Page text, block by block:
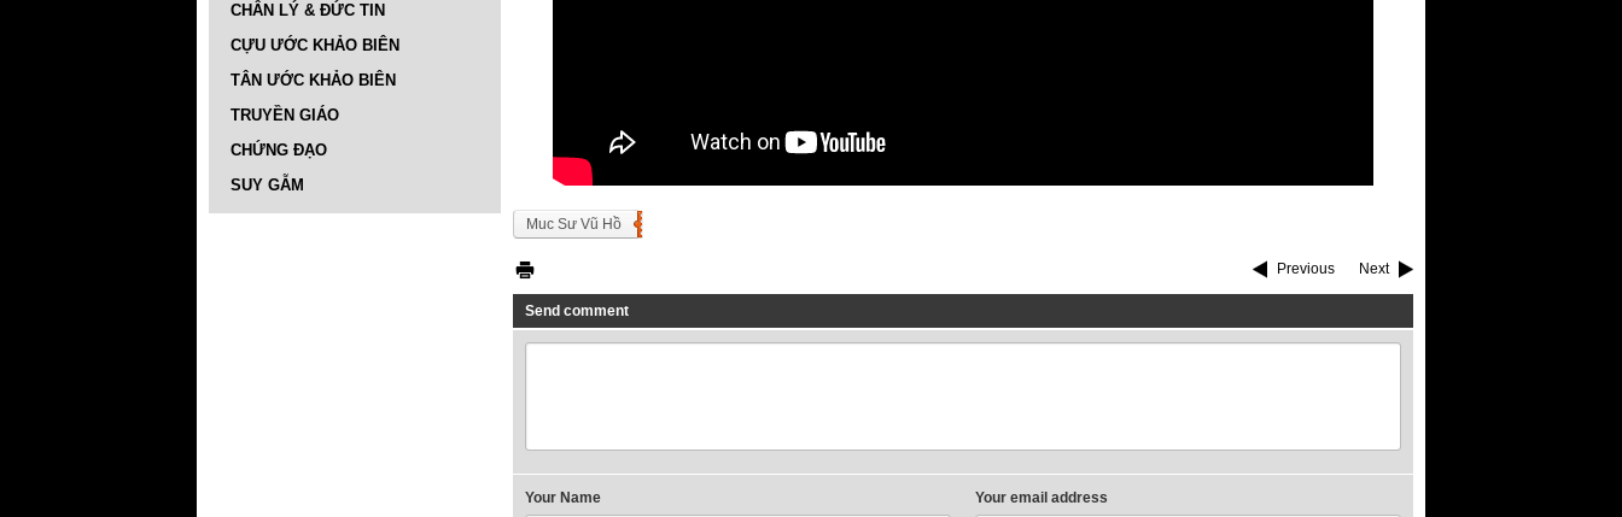
CHÂN LÝ & ĐỨC TIN
CỰU ƯỚC KHẢO BIÊN
TÂN ƯỚC KHẢO BIÊN
TRUYỀN GIÁO
CHỨNG ĐẠO
SUY GẪM
Muc Sư Vũ Hồ
Previous Next
Send comment
Your Name Your email address